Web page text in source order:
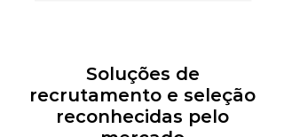
Soluções de
recrutamento e seleção
reconhecidas pelo